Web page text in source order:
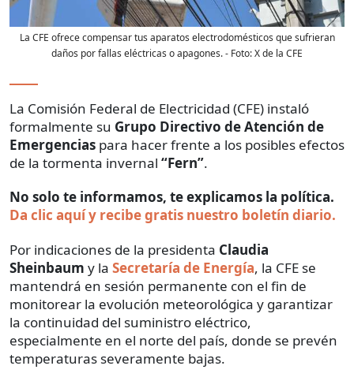
La CFE ofrece compensar tus aparatos electrodomésticos que sufrieran
daños por fallas eléctricas o apagones.- Foto:X de la CFE
La Comisión Federal de Electricidad (CFE) instaló
formalmente su Grupo Directivo de Atención de
Emergencias para hacer frente a los posibles efectos
de la tormenta invernal “Fern”.
No solo te informamos, te explicamos la política.
Da clic aquí y recibe gratis nuestro boletín diario.
Por indicaciones de la presidenta Claudia
Sheinbaum y la Secretaría de Energía, la CFE se
mantendrá en sesión permanente con el fin de
monitorear la evolución meteorológica y garantizar
la continuidad del suministro eléctrico,
especialmente en el norte del país, donde se prevén
temperaturas severamente bajas.